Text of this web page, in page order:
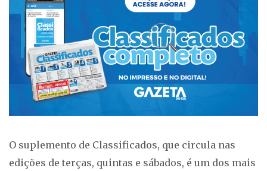
O suplemento de Classificados, que circula nas
edições de terças, quintas e sábados, é um dos mais